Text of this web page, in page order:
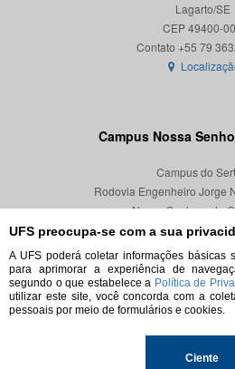
UFS preocupa-se com a sua
A UFS poderá coletar informações básicas
para aprimorar a experiência de
segundo o que estabelece a Política de
utilizar este site, você concorda com a
pessoais por meio de formulários e cookies.
Ciente
Lagarto/SE
CEP 49400-
Campus Nossa
Campus do
Rodovia Engenheiro Jorge
Nossa Senhora da
CEP 49680-
© 2026. Todos os